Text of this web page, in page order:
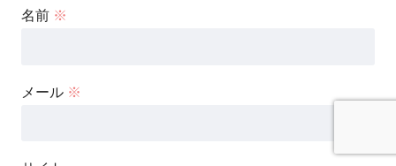
名前 ※
メール ※